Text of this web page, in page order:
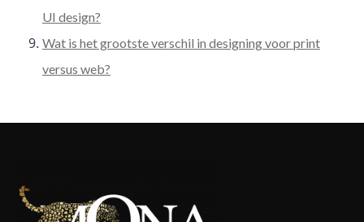
UI design?
Wat is het grootste verschil in designing voor print
versus web?